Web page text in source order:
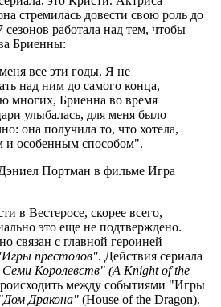
стремилась довести свою роль до
работала над тем, чтобы
Бриенны:
все эти годы. Я не
над ним до самого конца,
многих, Бриенна во время
улыбалась, для меня было
она получила то, что хотела,
особенным способом".
в Вестеросе, скорее всего,
это еще не подтверждено.
связан с главной героиней
престолов". Действия сериала
Королевств" (A Knight of the
между событиями "Игры
"Дом Дракона" (House of the Dragon).